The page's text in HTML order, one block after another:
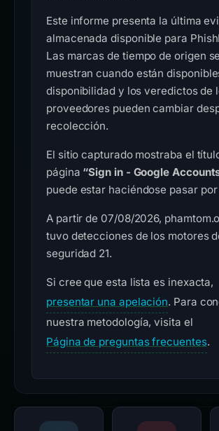
Este informe presenta la última
almacenada disponible para
Las marcas de tiempo de origen se
muestran cuando están
disponibilidad y los veredictos de
proveedores pueden cambiar
recolección.
El sitio capturado mostraba el
página “Sign in - Google
puede estar haciéndose pasar
A partir de 07/08/2026,
tuvo detecciones de los motores
seguridad 21.
Si cree que esta lista es inexacta,
presentar una apelación. Para
nuestra metodología, visita el
Página de preguntas frecuentes.